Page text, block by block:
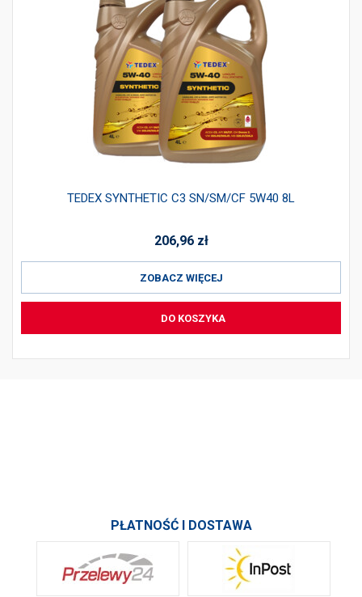
TEDEX SYNTHETIC C3 SN/SM/CF 5W40 8L
206,96 zł
ZOBACZ WIĘCEJ
DO KOSZYKA
PŁATNOŚĆ I DOSTAWA